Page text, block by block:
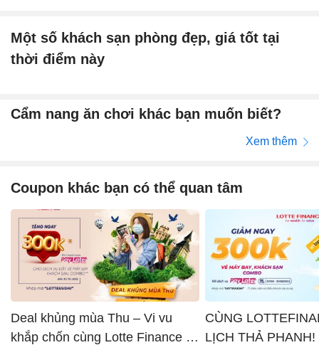
Một số khách sạn phòng đẹp, giá tốt tại
thời điểm này
Cẩm nang ăn chơi khác bạn muốn biết?
Xem thêm
Coupon khác bạn có thể quan tâm
Deal khủng mùa Thu – Vi vu
khắp chốn cùng Lotte Finance x
CÙNG
LỊCH THẢ PHANH!